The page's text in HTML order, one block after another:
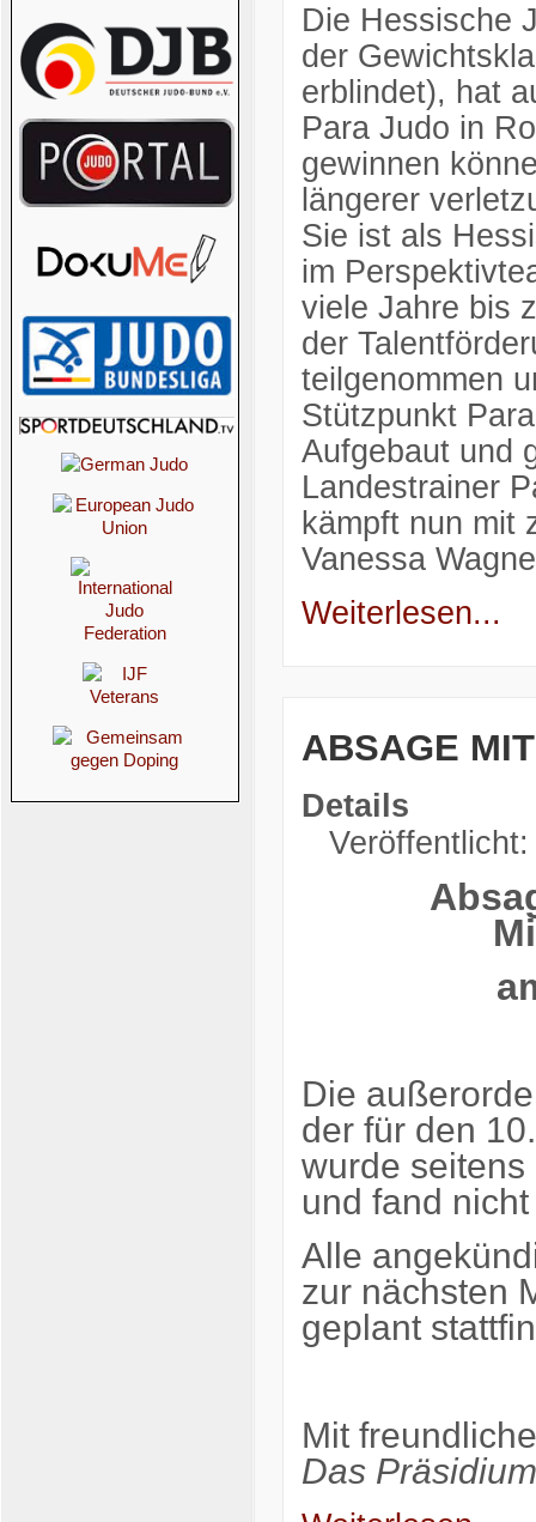
Die Hessische
der
erblindet), hat
Para Judo in
gewinnen
längerer
Sie ist als
im
viele Jahre bis
der
teilgenommen
Stützpunkt
Aufgebaut und
Landestrainer
kämpft nun mit
Vanessa
Weiterlesen...
ABSAGE
Details
Die
der für den
wurde
und fand
Alle
zur nächsten
geplant
Mit
Das